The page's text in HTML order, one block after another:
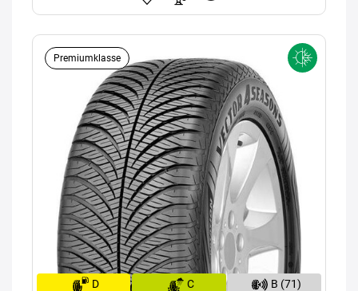
Premiumklasse
D C B (71)